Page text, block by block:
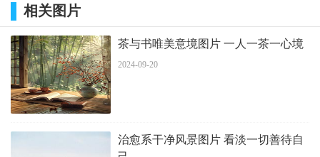
相关图片
茶与书唯美意境图片 一人一茶一心境
2024-09-20
治愈系干净风景图片 看淡一切善待自